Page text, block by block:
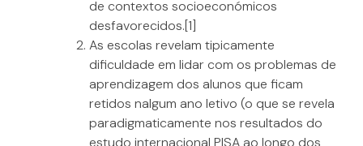
de contextos socioeconómicos
desfavorecidos.[1]
As escolas revelam tipicamente
dificuldade em lidar com os problemas de
aprendizagem dos alunos que ficam
retidos nalgum ano letivo (o que se revela
paradigmaticamente nos resultados do
estudo internacional PISA ao longo dos